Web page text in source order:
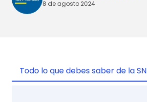
8 de agosto 2024
Todo lo que debes saber de la